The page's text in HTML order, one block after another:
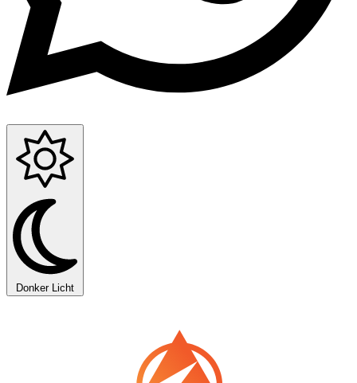
Donker Licht